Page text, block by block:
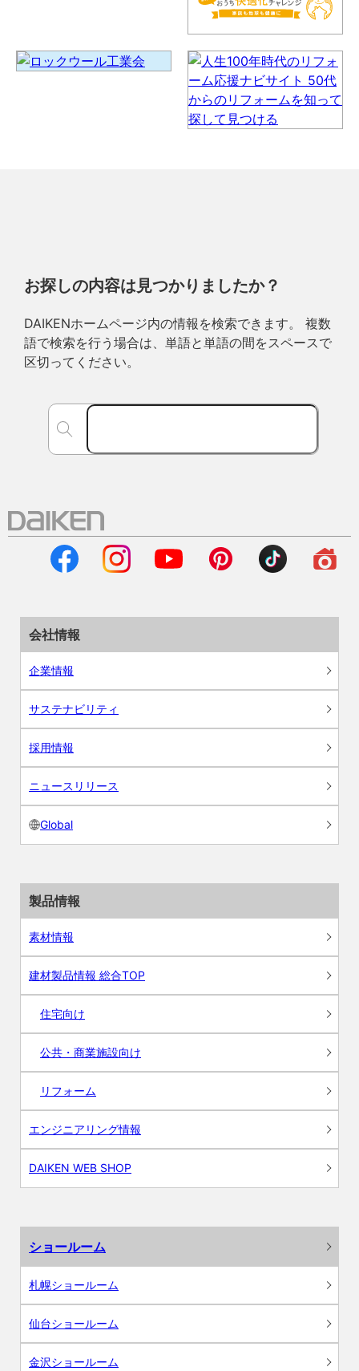
お探しの内容は見つかりましたか？
DAIKENホームページ内の情報を検索できます。 複数
語で検索を行う場合は、単語と単語の間をスペースで
区切ってください。
会社情報
企業情報
サステナビリティ
採用情報
ニュースリリース
Global
製品情報
素材情報
建材製品情報 総合TOP
住宅向け
公共・商業施設向け
リフォーム
エンジニアリング情報
DAIKEN WEB SHOP
ショールーム
札幌ショールーム
仙台ショールーム
金沢ショールーム